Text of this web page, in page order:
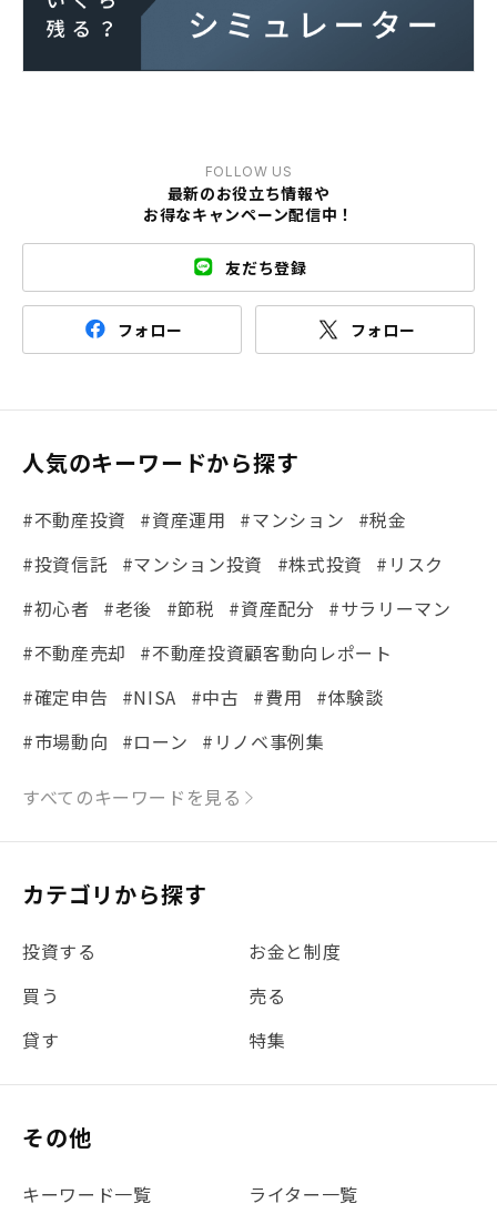
FOLLOW US
最新のお役立ち情報や
お得なキャンペーン配信中！
友だち登録
フォロー フォロー
人気のキーワードから探す
#不動産投資 #資産運用 #マンション
#税金
#投資信託
#マンション投資 #株式投資
#リスク
#初心者
#老後 #節税 #資産配分 #サラリーマン
#不動産売却
#不動産投資顧客動向レポート
#確定申告
#NISA #中古 #費用
#体験談
#市場動向
#ローン
#リノベ事例集
#シミュレーション #まちの住みやすさ発見！
#REIT
#新型コロナ #ETF #固定資産税
#団体信用生命保険
#贈与税 #災害に備える
#書類
#リノシーチャンネル
#不動産投資体験レポ
#地震対策
#セミナー #渋谷
#ふるさと納税
すべてのキーワードを見る
カテゴリから探す
投資する
お金と制度
買う
売る
貸す
特集
その他
キーワード一覧
ライター一覧